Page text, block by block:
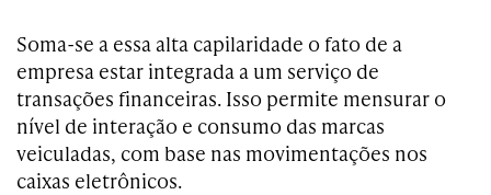
Soma-se a essa alta capilaridade o fato de a
empresa estar integrada a um serviço de
transações financeiras. Isso permite mensurar o
nível de interação e consumo das marcas
veiculadas, com base nas movimentações nos
caixas eletrônicos.